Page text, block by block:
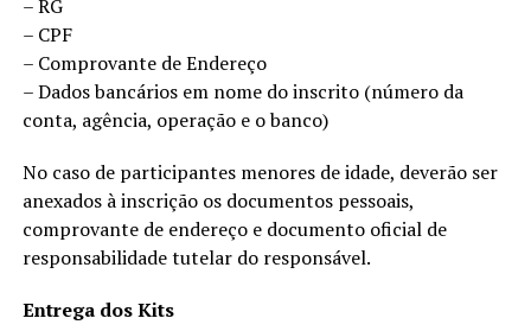
– RG
– CPF
– Comprovante de Endereço
– Dados bancários em nome do inscrito (número da
conta, agência, operação e o banco)
No caso de participantes menores de idade, deverão ser
anexados à inscrição os documentos pessoais,
comprovante de endereço e documento oficial de
responsabilidade tutelar do responsável.
Entrega dos Kits